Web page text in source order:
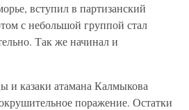
вступил в партизанский
с небольшой группой стал
Так же начинал и
и казаки атамана Калмыкова
поражение. Остатки